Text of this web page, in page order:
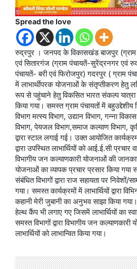
Spread the love
रुद्रपुर । जनपद के विकासखंड बाजपुर (ग्राम
एवं सितारगंज (ग्राम पंचायतें-सुरेंद्रनगर एवं
पंचायतें- बरी एवं फिरोजपुर) गदरपुर ( ग्राम
में लाभार्थीपरक योजनाओं के संतृप्तीकरण हेतु
रूप से पहुंचाने हेतु विकसित भारत संकल्प
किया गया। समस्त ग्राम पंचायतों में
विभाग मत्स्य विभाग, उद्यान विभाग, गन्ना
विभाग, पेयजल विभाग,समाज कल्याण विभाग,
द्वारा स्टाल लगाई गई। उक्त आयोजित
द्वारा उपस्थित लाभार्थियों को आई.ई.सी
विभागीय जन कल्याणकारी योजनाओं की
योजनाओं का व्यापक प्रचार प्रसार किया गया
संबंधित विभागों द्वारा राज सहायता पर निवेशों/
गया। समस्त कार्यक्रमों में लाभार्थियों द्वारा
कहानी मेरी जुबानी का अनुभव साझा किया
हेल्थ कैंप भी लगाए गए जिसमें लाभार्थियों का
समस्त विभागों द्वारा विभागीय जन
लाभार्थियों को लाभान्वित किया गया।